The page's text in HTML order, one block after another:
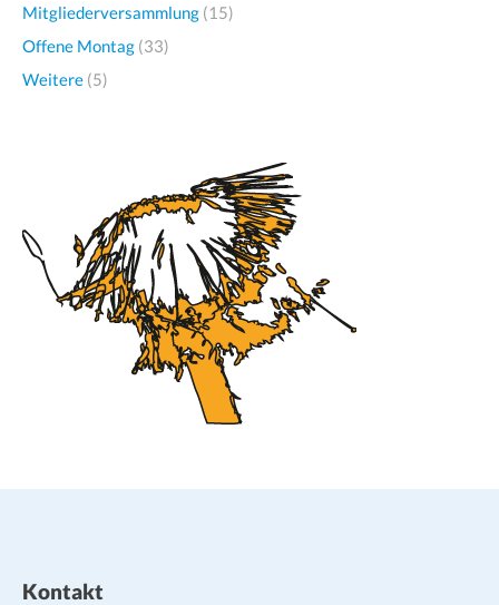
Mitgliederversammlung (15)
Offene Montag (33)
Weitere (5)
Kontakt